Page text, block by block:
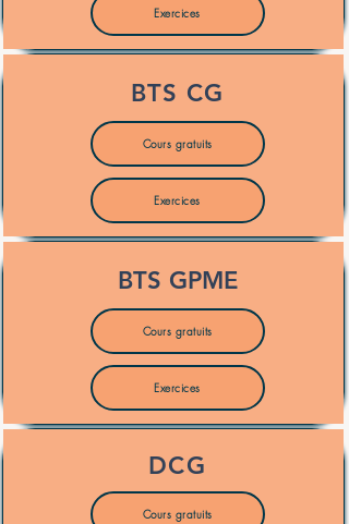
Exercices
BTS CG
Cours gratuits
Exercices
BTS GPME
Cours gratuits
Exercices
DCG
Cours gratuits